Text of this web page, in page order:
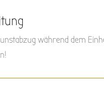
während dem